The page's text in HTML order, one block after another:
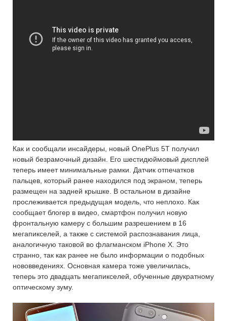
Как и сообщали инсайдеры, новый OnePlus 5T получил
новый безрамочный дизайн. Его шестидюймовый дисплей
теперь имеет минимальные рамки. Датчик отпечатков
пальцев, который ранее находился под экраном, теперь
размещен на задней крышке. В остальном в дизайне
прослеживается предыдущая модель, что неплохо. Как
сообщает блогер в видео, смартфон получил новую
фронтальную камеру с большим разрешением в 16
мегапикселей, а также с системой распознавания лица,
аналогичную таковой во флагманском iPhone X. Это
странно, так как ранее не было информации о подобных
нововведениях. Основная камера тоже увеличилась,
теперь это двадцать мегапикселей, обученные двукратному
оптическому зуму.